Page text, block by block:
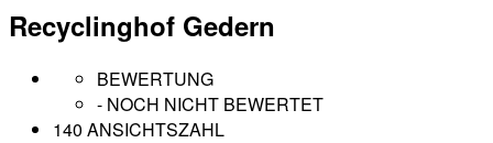
Recyclinghof Gedern
BEWERTUNG
- NOCH NICHT BEWERTET
140 ANSICHTSZAHL